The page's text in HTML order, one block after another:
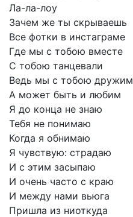
Ла-ла-лоу
Зачем же ты скрываешь
Все фотки в инстаграме
Где мы с тобою вместе
С тобою танцевали
Ведь мы с тобою дружим
А может быть и любим
Я до конца не знаю
Тебя не понимаю
Когда я обнимаю
Я чувствую: страдаю
И с этим засыпаю
И очень часто с краю
И между нами вьюга
Пришла из ниоткуда